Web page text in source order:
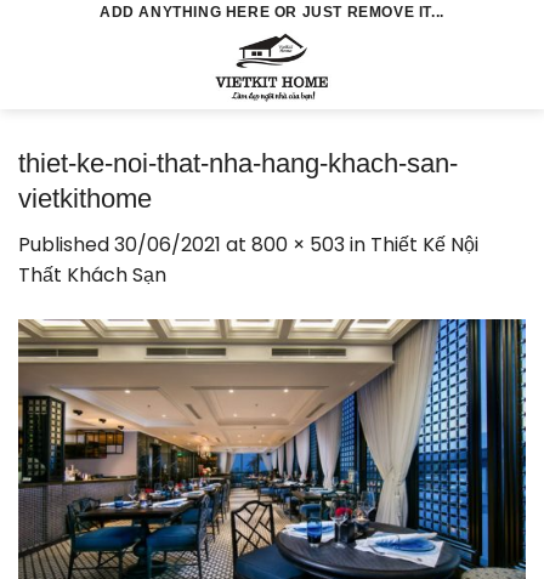
ADD ANYTHING HERE OR JUST REMOVE IT...
thiet-ke-noi-that-nha-hang-khach-san-
vietkithome
Published30/06/2021 at 800 × 503in Thiết Kế Nội
Thất Khách Sạn